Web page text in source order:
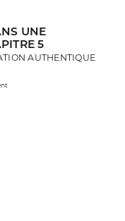
UNE
5
AUTHENTIQUE